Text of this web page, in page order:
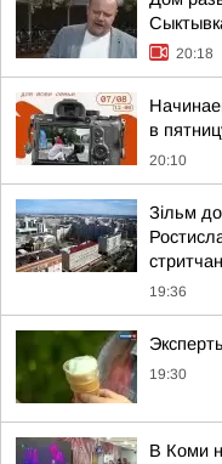
20:18
в
20:10
Зільм
19:36
19:30
В Коми